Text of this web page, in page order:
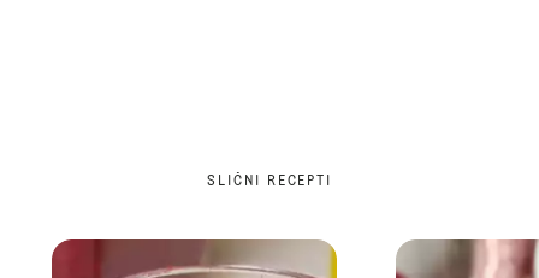
SLIČNI RECEPTI